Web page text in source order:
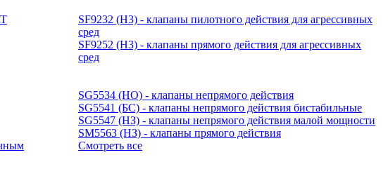
SF9232 (H3) - клапаны пилотного действия для агрессивных
сред
SF9252 (H3) - клапаны прямого действия для агрессивных
сред
SG5534 (НО) - клапаны непрямого действия
SG5541 (БС) - клапаны непрямого действия бистабильные
SG5547 (НЗ) - клапаны непрямого действия малой мощности
SM5563 (НЗ) - клапаны прямого действия
Смотреть все